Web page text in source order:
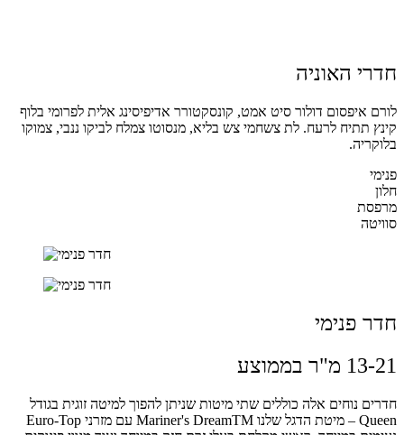
חדרי האוניה
לורם איפסום דולור סיט אמט, קונסקטורר אדיפיסינג אלית לפרומי בלוף
קינץ תתיח לרעח. לת צשחמי צש בליא, מנסוטו צמלח לביקו ננבי, צמוקו
בלוקריה.
פנימי
חלון
מרפסת
סוויטה
חדר פנימי
13-21 מ"ר בממוצע
חדרים נוחים אלה כוללים שתי מיטות שניתן להפוך למיטה זוגית בגודל
Queen – מיטת הדגל שלנו Mariner's DreamTM עם מזרני Euro-Top